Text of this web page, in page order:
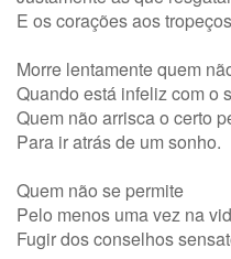
E os corações aos
Morre lentamente quem
Quando está infeliz com o
Quem não arrisca o certo
Para ir atrás de um sonho.
Quem não se permite
Pelo menos uma vez na
Fugir dos conselhos